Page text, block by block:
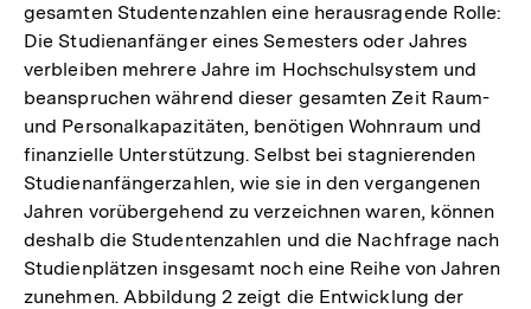
gesamten Studentenzahlen eine herausragende Rolle:
Die Studienanfänger eines Semesters oder Jahres
verbleiben mehrere Jahre im Hochschulsystem und
beanspruchen während dieser gesamten Zeit Raum-
und Personalkapazitäten, benötigen Wohnraum und
finanzielle Unterstützung. Selbst bei stagnierenden
Studienanfängerzahlen, wie sie in den vergangenen
Jahren vorübergehend zu verzeichnen waren, können
deshalb die Studentenzahlen und die Nachfrage nach
Studienplätzen insgesamt noch eine Reihe von Jahren
zunehmen. Abbildung 2 zeigt die Entwicklung der